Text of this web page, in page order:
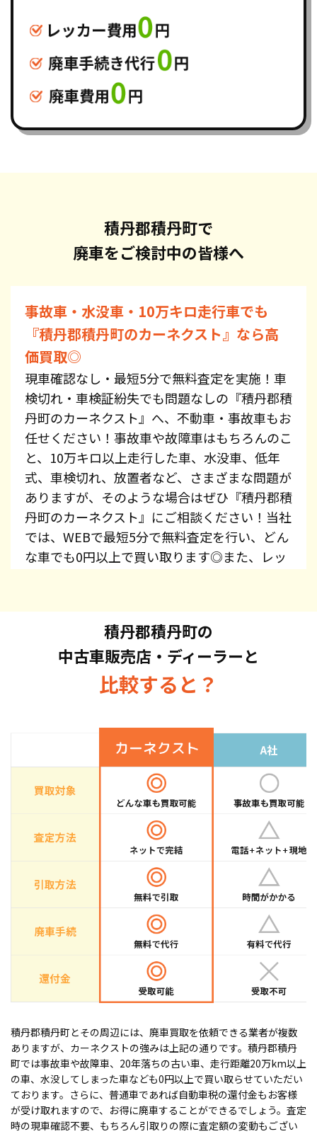
積丹郡積丹町で
廃車をご検討中の皆様へ
事故車・水没車・10万キロ走行車でも
『積丹郡積丹町のカーネクスト』なら高
価買取◎
現車確認なし・最短5分で無料査定を実施！車
検切れ・車検証紛失でも問題なしの『積丹郡積
丹町のカーネクスト』へ、不動車・事故車もお
任せください！事故車や故障車はもちろんのこ
と、10万キロ以上走行した車、水没車、低年
式、車検切れ、放置者など、さまざまな問題が
ありますが、そのような場合はぜひ『積丹郡積
丹町のカーネクスト』にご相談ください！当社
では、WEBで最短5分で無料査定を行い、どん
な車でも0円以上で買い取ります◎また、レッ
オデッセイ・スカイライン・CX-5・ジムニー
など、車種を問わずお持ち込みください。ま
た、高価買取している車種もございますので、
お気軽にお問い合わせください！
積丹郡積丹町の
中古車販売店・ディーラーと
比較すると？
積丹郡積丹町とその周辺には、廃車買取を依頼できる業者が複数
ありますが、カーネクストの強みは上記の通りです。積丹郡積丹
町では事故車や故障車、20年落ちの古い車、走行距離20万km以上
の車、水没してしまった車なども0円以上で買い取らせていただい
ております。さらに、普通車であれば自動車税の還付金もお客様
が受け取れますので、お得に廃車することができるでしょう。査定
時の現車確認不要、もちろん引取りの際に査定額の変動もござい